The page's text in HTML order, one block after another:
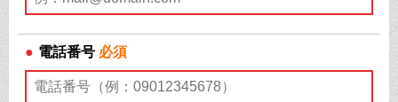
● 電話番号 必須